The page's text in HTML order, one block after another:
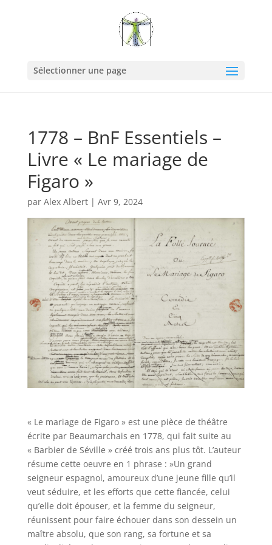
Sélectionner une page
1778 – BnF Essentiels –
Livre « Le mariage de
Figaro »
par Alex Albert| Avr 9, 2024
« Le mariage de Figaro » est une pièce de théâtre
écrite par Beaumarchais en 1778, qui fait suite au
« Barbier de Séville » créé trois ans plus tôt. L’auteur
résume cette oeuvre en 1 phrase : »Un grand
seigneur espagnol, amoureux d’une jeune fille qu’il
veut séduire, et les efforts que cette fiancée, celui
qu’elle doit épouser, et la femme du seigneur,
réunissent pour faire échouer dans son dessein un
maître absolu, que son rang, sa fortune et sa